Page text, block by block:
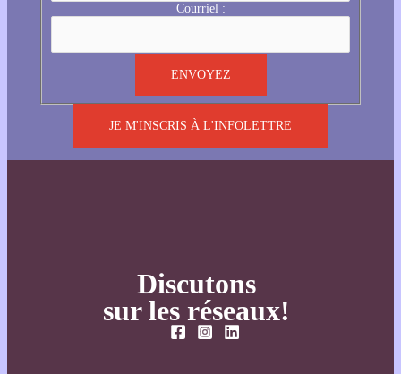
Courriel :
JE M'INSCRIS À L'INFOLETTRE
Discutons
sur les réseaux!